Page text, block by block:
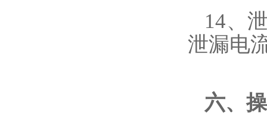
14、
泄漏电
六、